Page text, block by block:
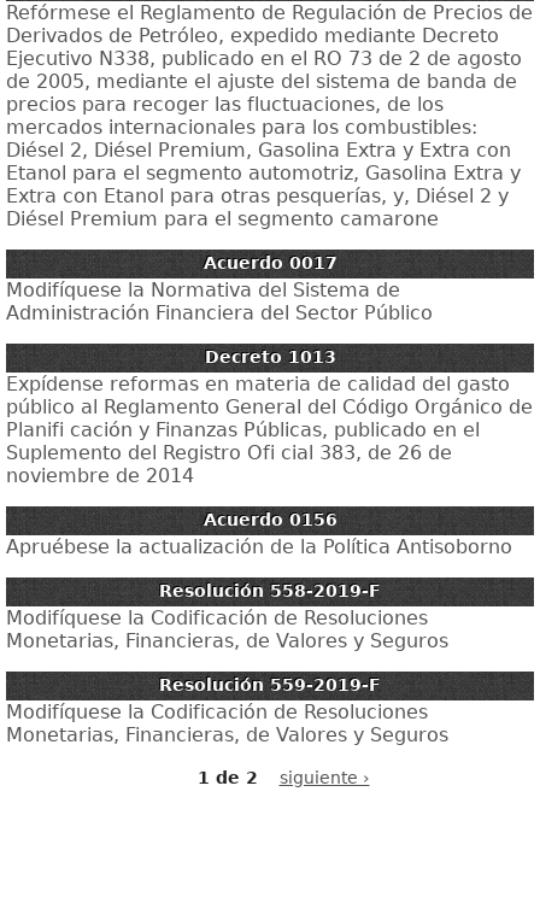
Refórmese el Reglamento de Regulación de Precios de
Derivados de Petróleo, expedido mediante Decreto
Ejecutivo N338, publicado en el RO 73 de 2 de agosto
de 2005, mediante el ajuste del sistema de banda de
precios para recoger las fluctuaciones, de los
mercados internacionales para los combustibles:
Diésel 2, Diésel Premium, Gasolina Extra y Extra con
Etanol para el segmento automotriz, Gasolina Extra y
Extra con Etanol para otras pesquerías, y, Diésel 2 y
Diésel Premium para el segmento camarone
Acuerdo 0017
Modifíquese la Normativa del Sistema de
Administración Financiera del Sector Público
Decreto 1013
Expídense reformas en materia de calidad del gasto
público al Reglamento General del Código Orgánico de
Planifi cación y Finanzas Públicas, publicado en el
Suplemento del Registro Ofi cial 383, de 26 de
noviembre de 2014
Acuerdo 0156
Apruébese la actualización de la Política Antisoborno
Resolución 558-2019-F
Modifíquese la Codificación de Resoluciones
Monetarias, Financieras, de Valores y Seguros
Resolución 559-2019-F
Modifíquese la Codificación de Resoluciones
Monetarias, Financieras, de Valores y Seguros
1 de 2 siguiente ›